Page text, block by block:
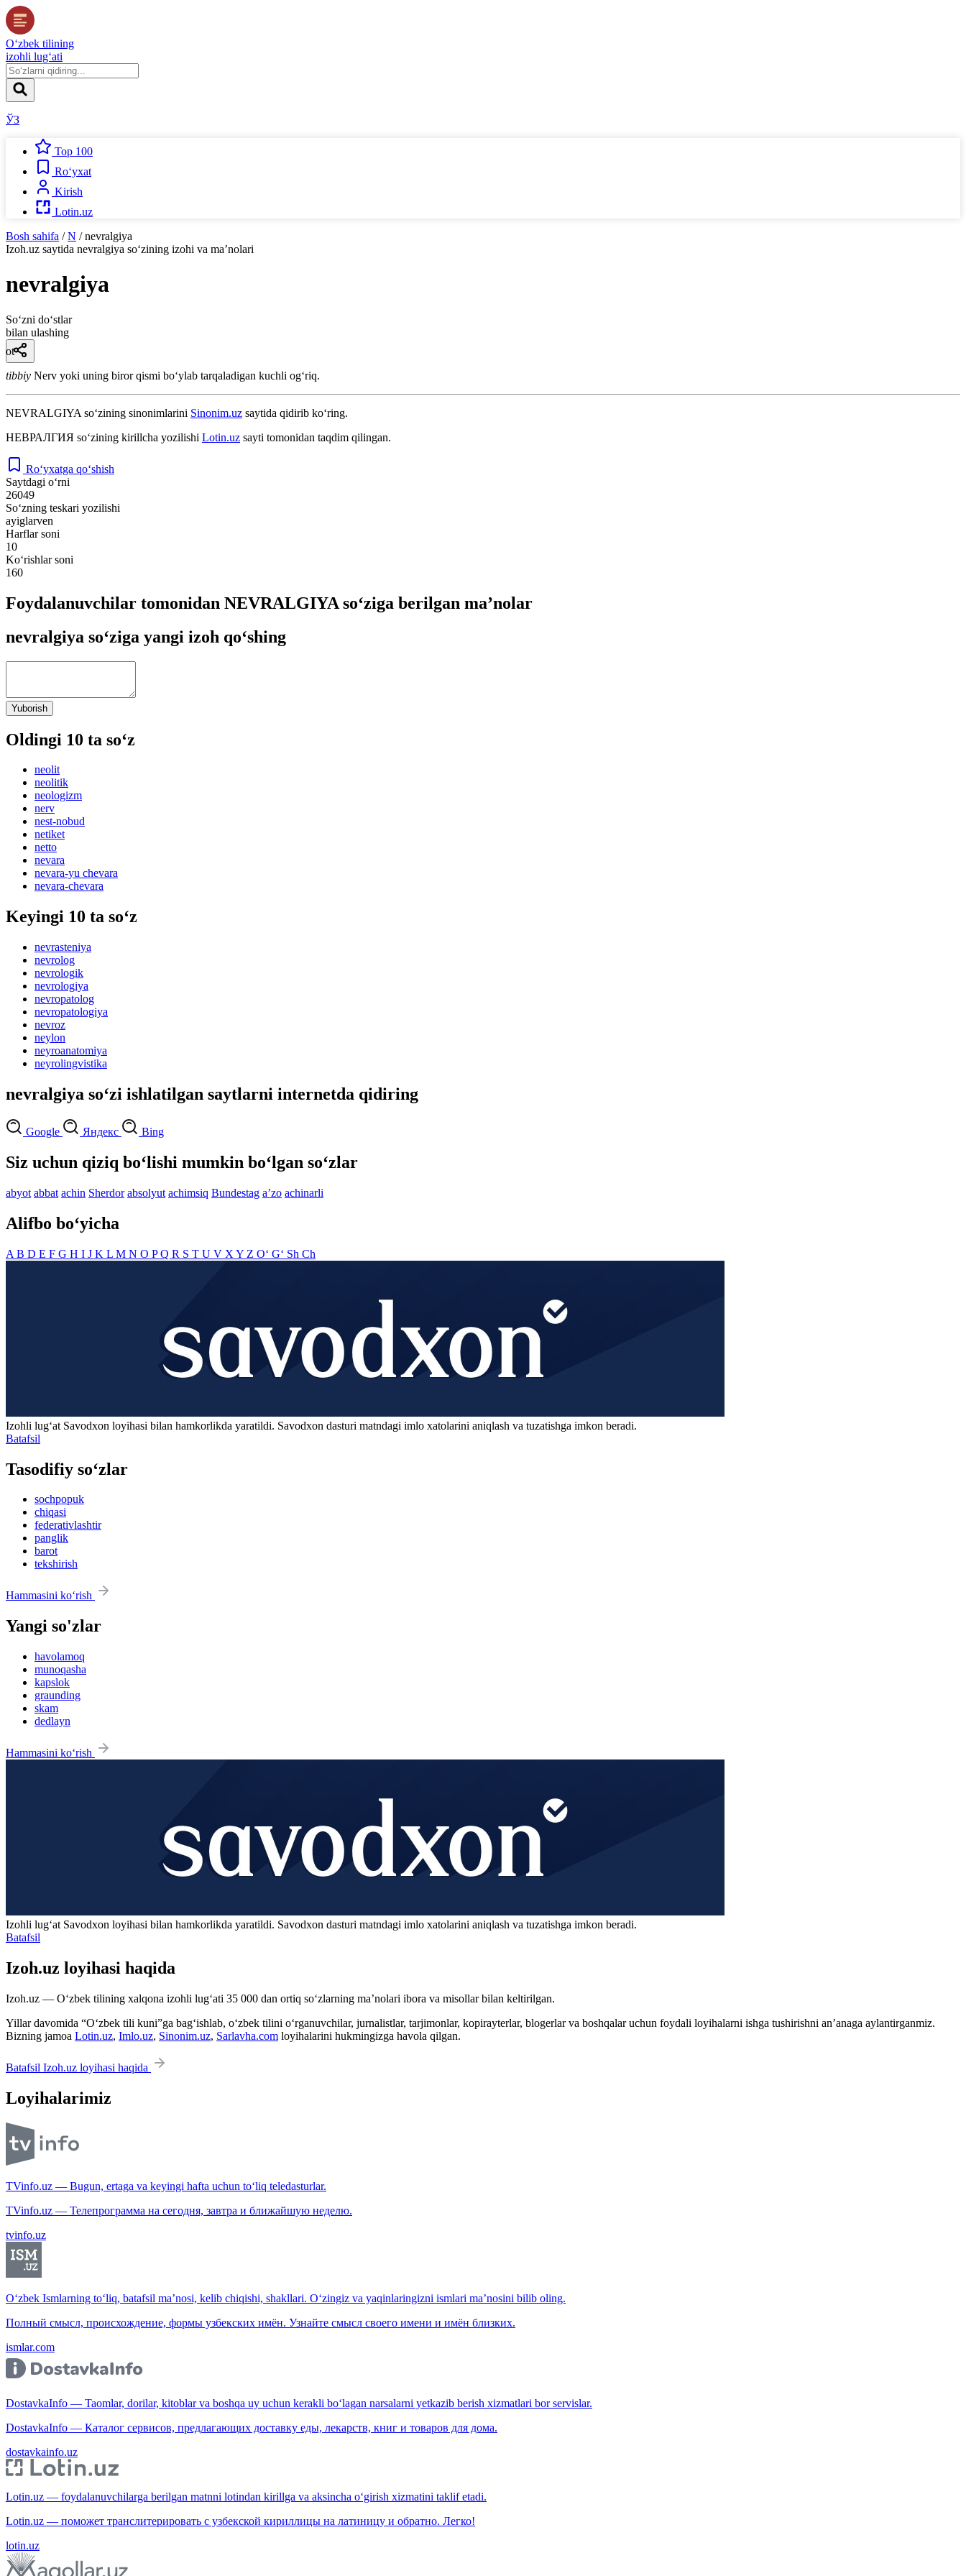
O‘zbek tilining
izohli lug‘ati
ЎЗ
Top 100
Ro‘yxat
Kirish
Lotin.uz
Bosh sahifa / N / nevralgiya
Izoh.uz saytida nevralgiya so‘zining izohi va ma’nolari
nevralgiya
So‘zni do‘stlar
bilan ulashing
ot
tibbiy Nerv yoki uning biror qismi boʻylab tarqaladigan kuchli ogʻriq.
NEVRALGIYA so‘zining sinonimlarini Sinonim.uz saytida qidirib ko‘ring.
НЕВРАЛГИЯ so‘zining kirillcha yozilishi Lotin.uz sayti tomonidan taqdim qilingan.
Ro‘yxatga qo‘shish
Saytdagi o‘rni
26049
So‘zning teskari yozilishi
ayiglarven
Harflar soni
10
Ko‘rishlar soni
160
Foydalanuvchilar tomonidan NEVRALGIYA so‘ziga berilgan ma’nolar
nevralgiya so‘ziga yangi izoh qo‘shing
Yuborish
Oldingi 10 ta so‘z
neolit
neolitik
neologizm
nerv
nest-nobud
netiket
netto
nevara
nevara-yu chevara
nevara-chevara
Keyingi 10 ta so‘z
nevrasteniya
nevrolog
nevrologik
nevrologiya
nevropatolog
nevropatologiya
nevroz
neylon
neyroanatomiya
neyrolingvistika
nevralgiya so‘zi ishlatilgan saytlarni internetda qidiring
Google Яндекс Bing
Siz uchun qiziq bo‘lishi mumkin bo‘lgan so‘zlar
abyot abbat achin Sherdor absolyut achimsiq Bundestag aʼzo achinarli
Alifbo bo‘yicha
A B D E F G H I J K L M N O PQ R S T U V X Y Z O‘ G‘ Sh Ch
Izohli lugʻat Savodxon loyihasi bilan hamkorlikda yaratildi. Savodxon dasturi matndagi imlo xatolarini aniqlash va tuzatishga imkon beradi.
Batafsil
Tasodifiy so‘zlar
sochpopuk
chiqasi
federativlashtir
panglik
barot
tekshirish
Hammasini ko‘rish
Yangi so'zlar
havolamoq
munoqasha
kapslok
graunding
skam
dedlayn
Hammasini ko‘rish
Izohli lugʻat Savodxon loyihasi bilan hamkorlikda yaratildi. Savodxon dasturi matndagi imlo xatolarini aniqlash va tuzatishga imkon beradi.
Batafsil
Izoh.uz loyihasi haqida
Izoh.uz — O‘zbek tilining xalqona izohli lug‘ati 35 000 dan ortiq so‘zlarning ma’nolari ibora va misollar bilan keltirilgan.
Yillar davomida “O‘zbek tili kuni”ga bag‘ishlab, o‘zbek tilini o‘rganuvchilar, jurnalistlar, tarjimonlar, kopirayterlar, blogerlar va boshqalar uchun foydali loyihalarni ishga tushirishni an’anaga aylantirganmiz.
Bizning jamoa Lotin.uz, Imlo.uz, Sinonim.uz, Sarlavha.com loyihalarini hukmingizga havola qilgan.
Batafsil Izoh.uz loyihasi haqida
Loyihalarimiz
TVinfo.uz — Bugun, ertaga va keyingi hafta uchun to‘liq teledasturlar.
TVinfo.uz — Телепрограмма на сегодня, завтра и ближайшую неделю.
tvinfo.uz
O‘zbek Ismlarning to‘liq, batafsil ma’nosi, kelib chiqishi, shakllari. O‘zingiz va yaqinlaringizni ismlari ma’nosini bilib oling.
Полный смысл, происхождение, формы узбекских имён. Узнайте смысл своего имени и имён близких.
ismlar.com
DostavkaInfo — Taomlar, dorilar, kitoblar va boshqa uy uchun kerakli bo‘lagan narsalarni yetkazib berish xizmatlari bor servislar.
DostavkaInfo — Каталог сервисов, предлагающих доставку еды, лекарств, книг и товаров для дома.
dostavkainfo.uz
Lotin.uz — foydalanuvchilarga berilgan matnni lotindan kirillga va aksincha o‘girish xizmatini taklif etadi.
Lotin.uz — поможет транслитерировать с узбекской кириллицы на латиницу и обратно. Легко!
lotin.uz